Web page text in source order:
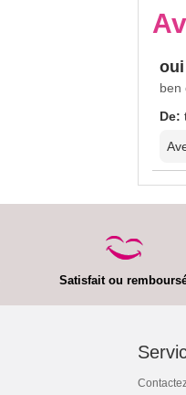
ben
De:
Satisfait ou